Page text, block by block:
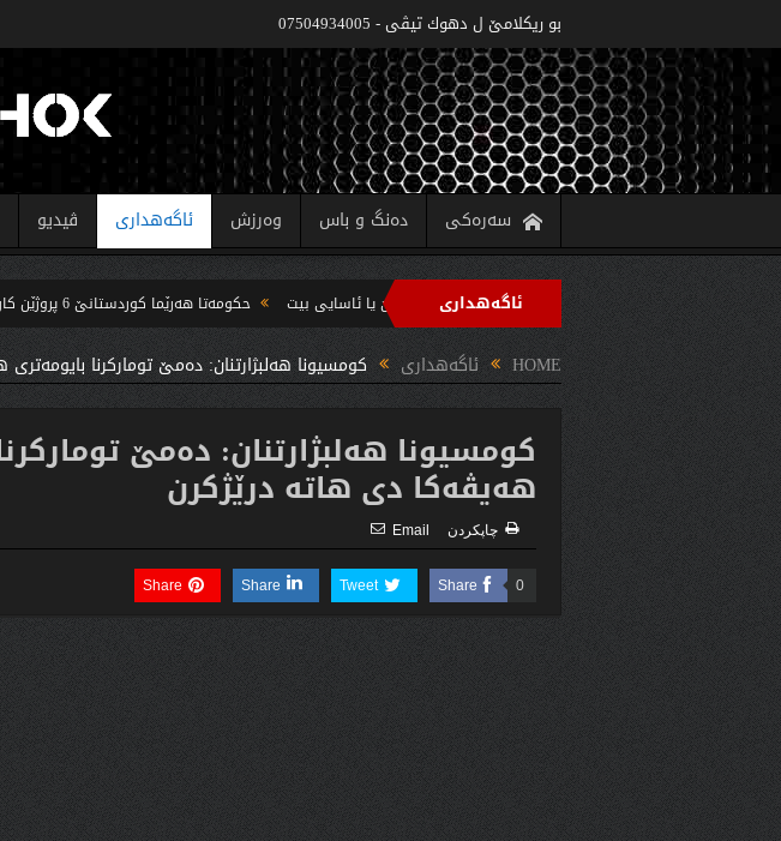
بو ريكلامێ ل دهوك تیڤی - 07504934005
سەرەکی دەنگ و باس وەرزش ئاگەهداری ڤیدیو
ئاگەهداریوه‌زاره‌تا په‌روه‌ردێ: ده‌واما سالا خواندنێ 2022/2021 دێ یا ئاسایى بیت حکومەتا هەرێما کوردستانێ 6 پروژێن کارەبێ ل پارێزگەها دهوکێ هنارتنه‌ قوناغا بجهئینانێ
ب سه‌رپه‌رشتیا مه‌سرور بارزانى جڤاتا وه‌زیران كومبوو و چه‌ندین بریار ده‌رئێخستن
HOME ئاگەهداری كومسیونا هەلبژارتنان: دەمێ توماركرنا
كومسیونا هەلبژارتنان: دەمێ
هەیڤەكا دی هاتە درێژكرن
چاپكردن Email
Share 0
Tweet
Share
Share